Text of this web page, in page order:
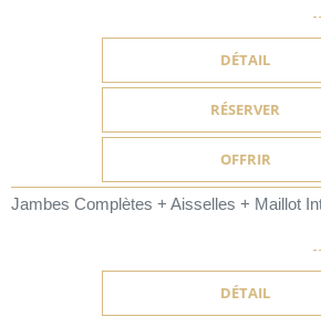
DÉTAIL
RÉSERVER
OFFRIR
Jambes Complètes + Aisselles + Maillot
DÉTAIL